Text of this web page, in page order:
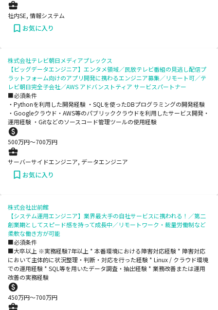
社内SE, 情報システム
お気に入り
株式会社テレビ朝日メディアプレックス
【ビッグデータエンジニア】エンタメ領域／民放テレビ番組の見逃し配信プ
ラットフォーム向けのアプリ開発に携わるエンジニア募集／リモート可／テ
レビ朝日完全子会社／AWS アドバンストティア サービスパートナー
■必須条件
・Pythonを利用した開発経験 ・SQLを使ったDBプログラミングの開発経験
・Googleクラウド・AWS等のパブリッククラウドを利用したサービス開発・
運用経験 ・Gitなどのソースコード管理ツールの使用経験
500万円〜700万円
サーバーサイドエンジニア, データエンジニア
お気に入り
株式会社出前館
【システム運用エンジニア】業界最大手の自社サービスに携われる！／第二
創業期としてスピード感を持って成長中／リモートワーク・裁量労働制など
柔軟な働き方が可能
■必須条件
■大卒以上 ※実務経験7年以上 * 本番環境における障害対応経験 * 障害対応
において主体的に状況整理・判断・対応を行った経験 * Linux / クラウド環境
での運用経験 * SQL等を用いたデータ調査・抽出経験 * 業務改善または運用
改善の実務経験
450万円〜700万円